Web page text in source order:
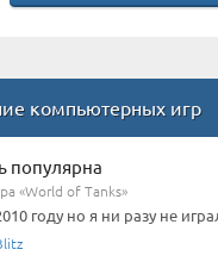
компьютерных игр
популярна
«World of Tanks»
году но я ни разу не